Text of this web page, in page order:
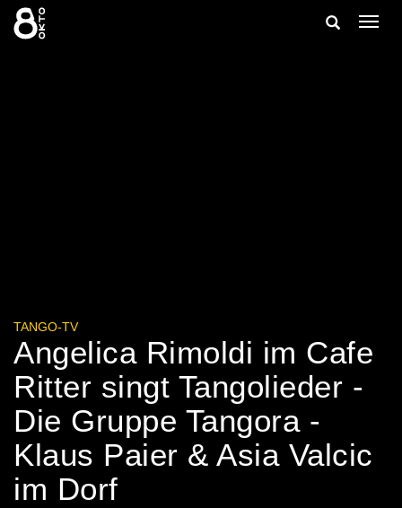
Zum
Inhalt
springen
Suche
TANGO-TV
Angelica Rimoldi im Cafe
Ritter singt Tangolieder -
Die Gruppe Tangora -
Klaus Paier & Asia Valcic
im Dorf